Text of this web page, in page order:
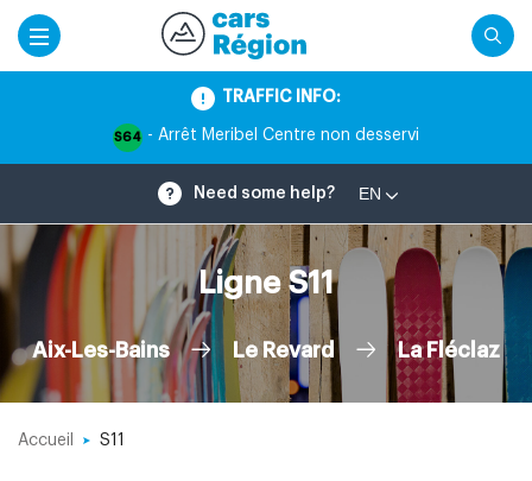
TRAFFIC INFO:
S64 - Arrêt Meribel Centre non desservi
Need some help? EN
Ligne S11
Aix-Les-Bains Le Revard La Fléclaz
Accueil S11